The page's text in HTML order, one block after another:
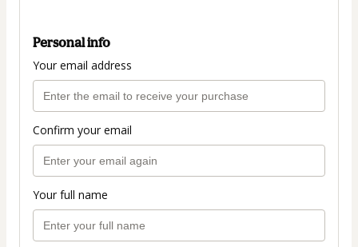
Personal info
Your email address
Confirm your email
Your full name